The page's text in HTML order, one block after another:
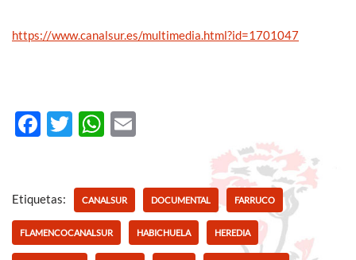
https://www.canalsur.es/multimedia.html?id=1701047
F
b
o
o
T
er
W
s
A
p
Etiquetas: CANALSUR DOCUMENTAL FARRUCO
FLAMENCOCANALSUR HABICHUELA HEREDIA